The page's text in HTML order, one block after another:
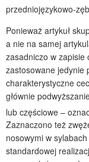
przedniojęzykowo-
Ponieważ artykuł
a nie na samej
zasadniczo w zapisie
zastosowane jedynie
charakterystyczne
głównie
lub częściowe –
Zaznaczono też
nosowymi w
standardowej